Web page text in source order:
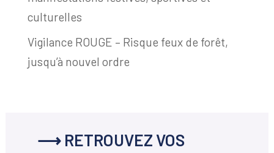
culturelles
Vigilance ROUGE – Risque feux de forêt,
jusqu’à nouvel ordre
⟶ RETROUVEZ VOS